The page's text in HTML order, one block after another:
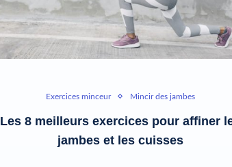
Exercices minceur Mincir des jambes
Les 8 meilleurs exercices pour affiner
jambes et les cuisses